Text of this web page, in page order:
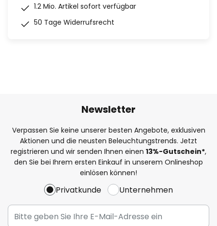
1.2 Mio. Artikel sofort verfügbar
50 Tage Widerrufsrecht
Newsletter
Verpassen Sie keine unserer besten Angebote, exklusiven
Aktionen und die neusten Beleuchtungstrends. Jetzt
registrieren und wir senden Ihnen einen 13%-Gutschein*,
den Sie bei Ihrem ersten Einkauf in unserem Onlineshop
einlösen können!
Privatkunde Unternehmen